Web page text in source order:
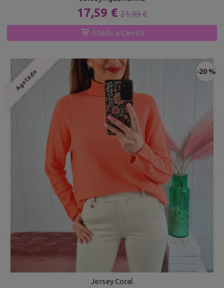
17,59 € 21,99 €
Añadir a Carrito
Agotado -20 %
Jersey Coral